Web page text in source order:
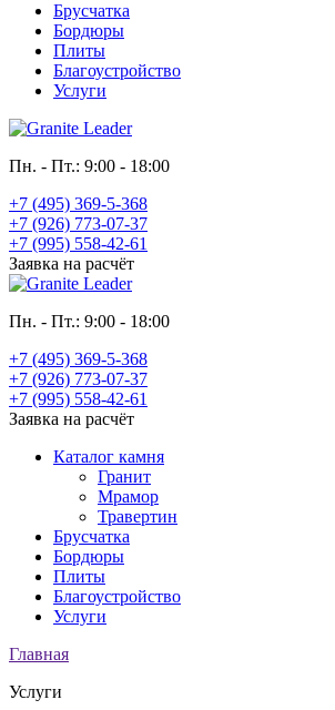
Брусчатка
Бордюры
Плиты
Благоустройство
Услуги
Пн. - Пт.: 9:00 - 18:00
+7 (495) 369-5-368
+7 (926) 773-07-37
+7 (995) 558-42-61
Заявка на расчёт
Пн. - Пт.: 9:00 - 18:00
+7 (495) 369-5-368
+7 (926) 773-07-37
+7 (995) 558-42-61
Заявка на расчёт
Каталог камня
Гранит
Мрамор
Травертин
Брусчатка
Бордюры
Плиты
Благоустройство
Услуги
Главная
Услуги